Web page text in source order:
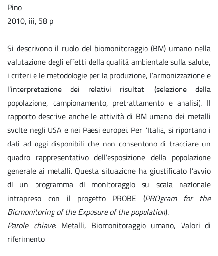
Pino
2010, iii, 58 p.
Si descrivono il ruolo del biomonitoraggio (BM) umano nella
valutazione degli effetti della qualità ambientale sulla salute,
i criteri e le metodologie per la produzione, l’armonizzazione e
l’interpretazione dei relativi risultati (selezione della
popolazione, campionamento, pretrattamento e analisi). Il
rapporto descrive anche le attività di BM umano dei metalli
svolte negli USA e nei Paesi europei. Per l’Italia, si riportano i
dati ad oggi disponibili che non consentono di tracciare un
quadro rappresentativo dell’esposizione della popolazione
generale ai metalli. Questa situazione ha giustificato l’avvio
di un programma di monitoraggio su scala nazionale
intrapreso con il progetto PROBE (PROgram for the
Biomonitoring of the Exposure of the population).
Parole chiave: Metalli, Biomonitoraggio umano, Valori di
riferimento